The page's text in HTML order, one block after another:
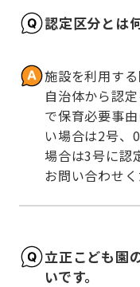
認定区分とは
施設を利用す
自治体から認
で保育必要事
い場合は2号、
場合は3号に認
お問い合わせく
立正こども園
いです。